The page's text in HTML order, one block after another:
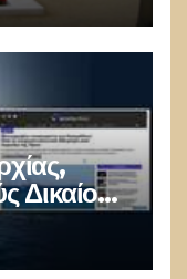
Δικαίου
στο